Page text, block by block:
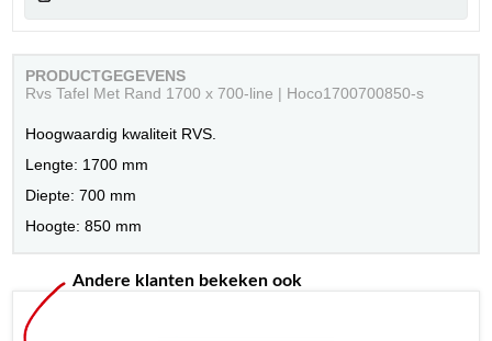
PRODUCTGEGEVENS
Rvs Tafel Met Rand 1700 x 700-line | Hoco1700700850-s
Hoogwaardig kwaliteit RVS.
Lengte: 1700 mm
Diepte: 700 mm
Hoogte: 850 mm
Andere klanten bekeken ook